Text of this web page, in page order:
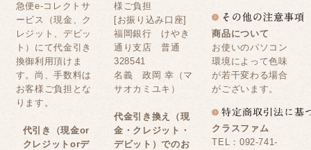
急便e-コレクトサ
ービス（現金、ク
レジット、デビッ
ト）にて代金引き
換御利用頂けま
す。尚、手数料は
お客様ご負担とな
ります。
代引き（現金or
クレジットorデ
様ご負担
[お振り込み口座]
福岡銀行 けやき
通り支店 普通
328541
名義 政岡 幸（マ
サオカミユキ）
代金引き換え（現
金・クレジット・
デビット）でのお
商品について
お使いのパソコン
環境によって色味
が若干変わる場合
がございます。
クラスファム
TEL：092-741-